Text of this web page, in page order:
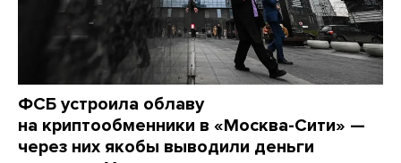
ФСБ устроила облаву
на криптообменники в «Москва-Сити» —
через них якобы выводили деньги